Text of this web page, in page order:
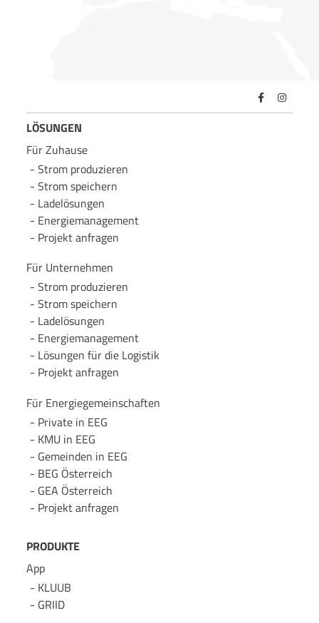
LÖSUNGEN
Für Zuhause
Strom produzieren
Strom speichern
Lade­lösungen
Energie­management
Projekt anfragen
Für Unternehmen
Strom produzieren
Strom speichern
Lade­lösungen
Energie­management
Lösungen für die Logistik
Projekt anfragen
Für Energie­gemeinschaften
Private in EEG
KMU in EEG
Gemeinden in EEG
BEG Österreich
GEA Österreich
Projekt anfragen
PRODUKTE
App
KLUUB
GRIID